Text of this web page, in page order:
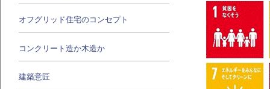
オフグリッド住宅のコンセプト
コンクリート造か木造か
建築意匠